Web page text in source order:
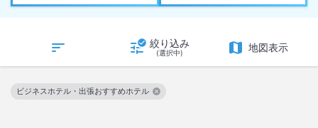
絞り込み
(選択中) 地図表示
ビジネスホテル・出張おすすめホテル
この絞り込み条件を解除